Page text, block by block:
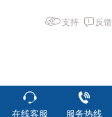
在线客服 服务热线
支持 反馈